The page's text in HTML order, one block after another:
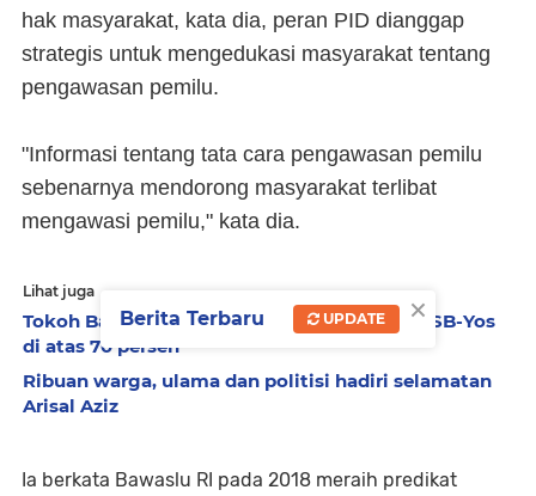
hak masyarakat, kata dia, peran PID dianggap
strategis untuk mengedukasi masyarakat tentang
pengawasan pemilu.
"Informasi tentang tata cara pengawasan pemilu
sebenarnya mendorong masyarakat terlibat
mengawasi pemilu," kata dia.
Lihat juga
Tokoh Batang Anai targetkan kemenangan SB-Yos
di atas 70 persen
Ribuan warga, ulama dan politisi hadiri selamatan
Arisal Aziz
Ia berkata Bawaslu RI pada 2018 meraih predikat
×
Berita Terbaru UPDATE